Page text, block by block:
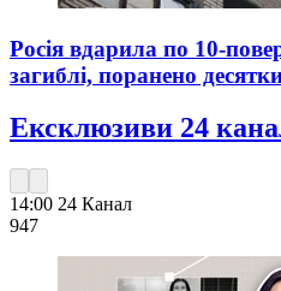
Росія вдарила по 10-
загиблі, поранено
Ексклюзиви 24
14:00 24 Канал
947